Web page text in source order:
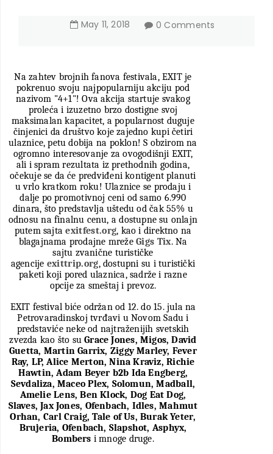
May 11,2018 0 Comments
Na zahtev brojnih fanova festivala, EXIT je
pokrenuo svoju najpopularniju akciju pod
nazivom "4+1"! Ova akcija startuje svakog
proleća i izuzetno brzo dostigne svoj
maksimalan kapacitet, a popularnost duguje
činjenici da društvo koje zajedno kupi četiri
ulaznice, petu dobija na poklon! S obzirom na
ogromno interesovanje za ovogodišnji EXIT,
ali i spram rezultata iz prethodnih godina,
očekuje se da će predviđeni kontigent planuti
u vrlo kratkom roku! Ulaznice se prodaju i
dalje po promotivnoj ceni od samo 6.990
dinara, što predstavlja uštedu od čak 55% u
odnosu na finalnu cenu, adostupne su onlajn
putem sajtaexitfest.org, kao i direktno na
blagajnama prodajne mreže Gigs Tix. Na
sajtu zvanične turističke
agencije exittrip.org, dostupni su i turistički
paketi koji pored ulaznica, sadrže i razne
opcije za smeštaj i prevoz.
EXIT festival biće održan od 12. do 15. jula na
Petrovaradinskoj tvrđavi u Novom Sadu i
predstaviće neke od najtraženijih svetskih
zvezda kao što suGrace Jones, Migos, David
Guetta, Martin Garrix, Ziggy Marley, Fever
Ray, LP, Alice Merton, Nina Kraviz, Richie
Hawtin, Adam Beyer b2b Ida Engberg,
Sevdaliza,Maceo Plex, Solomun,Madball,
Amelie Lens, Ben Klock, Dog Eat Dog,
Slaves,Jax Jones, Ofenbach, Idles,Mahmut
Orhan, Carl Craig,Tale of Us, Burak Yeter,
Brujeria, Ofenbach, Slapshot, Asphyx,
Bombers i mnoge druge.